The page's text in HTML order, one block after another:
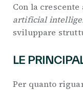
Con la
artificial
sviluppare
LE
Per quanto